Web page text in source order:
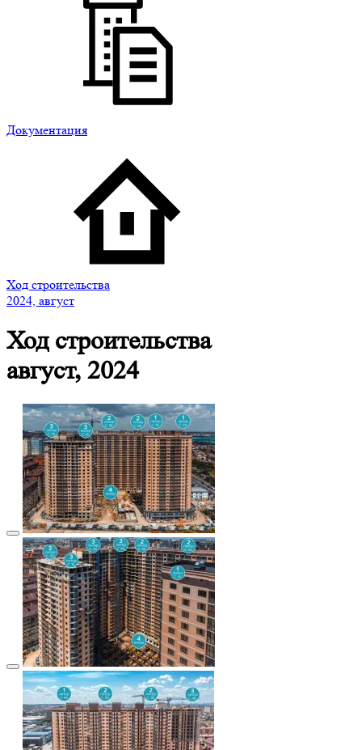
Документация
Ход строительства
2024, август
Ход строительства
август, 2024